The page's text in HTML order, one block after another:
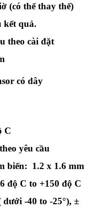
(có thể thay thế)
kết quả.
theo cài đặt
có dây
C
yêu cầu
biến: 1.2 x 1.6 mm
độ C to +150 độ C
-40 to -25°), ±